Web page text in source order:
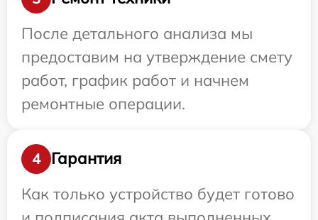
После детального анализа мы
предоставим на утверждение смету
работ, график работ и начнем
ремонтные операции.
4
Гарантия
Как только устройство будет готово